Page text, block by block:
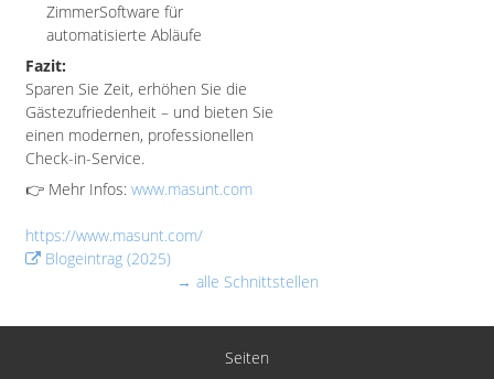
ZimmerSoftware für
automatisierte Abläufe
Fazit:
Sparen Sie Zeit, erhöhen Sie die
Gästezufriedenheit – und bieten Sie
einen modernen, professionellen
Check-in-Service.
👉 Mehr Infos: www.masunt.com
https://www.masunt.com/
Blogeintrag (2025)
→ alle Schnittstellen
Seiten